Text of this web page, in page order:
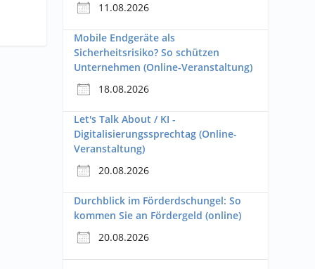
11.08.2026
Mobile Endgeräte als
Sicherheitsrisiko? So schützen
Unternehmen (Online-Veranstaltung)
18.08.2026
Let's Talk About / KI -
Digitalisierungssprechtag (Online-
Veranstaltung)
20.08.2026
Durchblick im Förderdschungel: So
kommen Sie an Fördergeld (online)
20.08.2026